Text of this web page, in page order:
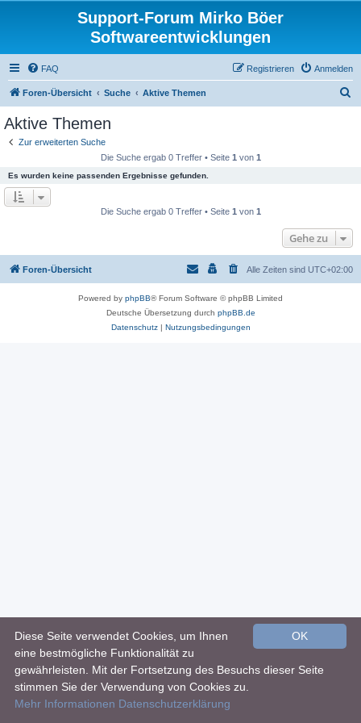
Support-Forum Mirko Böer
Softwareentwicklungen
FAQ Anmelden
Registrieren
Foren-Übersicht Suche Aktive Themen
Aktive Themen
Zur erweiterten Suche
Die Suche ergab 0 Treffer • Seite 1 von 1
Es wurden keine passenden Ergebnisse gefunden.
Die Suche ergab 0 Treffer • Seite 1 von 1
Gehe zu
Foren-Übersicht Alle Zeiten sind UTC+02:00
Powered by phpBB® Forum Software © phpBB Limited
Deutsche Übersetzung durch phpBB.de
Datenschutz| Nutzungsbedingungen
OK
Diese Seite verwendet Cookies, um Ihnen
eine bestmögliche Funktionalität zu
gewährleisten. Mit der Fortsetzung des Besuchs dieser Seite
stimmen Sie der Verwendung von Cookies zu.
Mehr Informationen Datenschutzerklärung